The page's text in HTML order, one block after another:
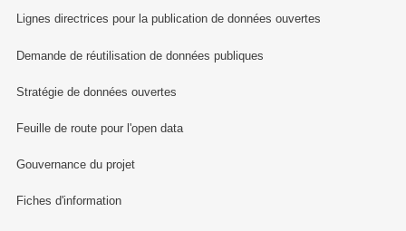
Lignes directrices pour la publication de données ouvertes
Demande de réutilisation de données publiques
Stratégie de données ouvertes
Feuille de route pour l'open data
Gouvernance du projet
Fiches d'information